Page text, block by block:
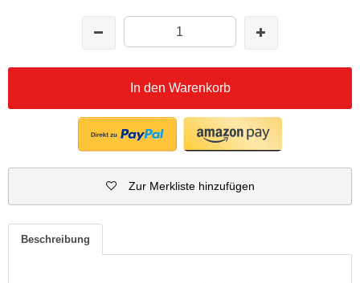
In den Warenkorb
Zur Merkliste hinzufügen
Beschreibung